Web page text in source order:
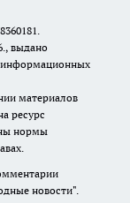
выдано
информационных
материалов
ресурс
нормы
новости".